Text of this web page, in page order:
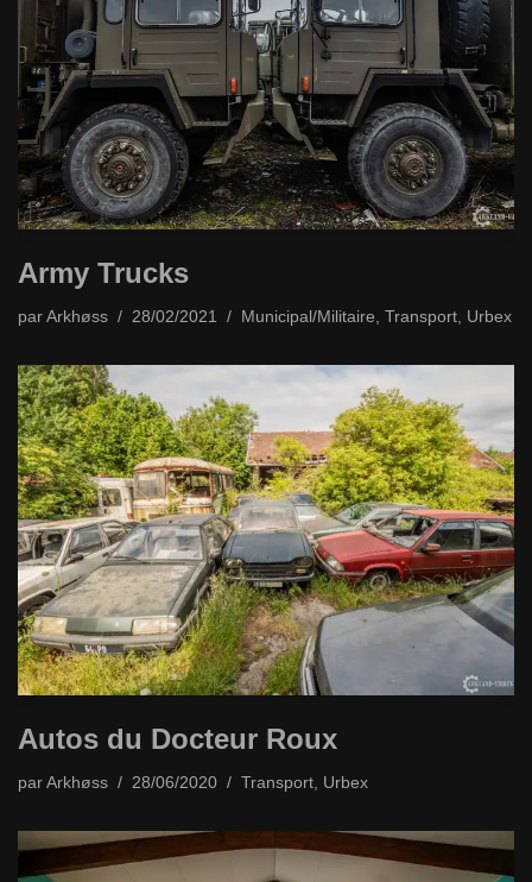
Army Trucks
par Arkhøss 28/02/2021 Municipal/Militaire Transport Urbex
Autos du Docteur Roux
par Arkhøss 28/06/2020 Transport Urbex